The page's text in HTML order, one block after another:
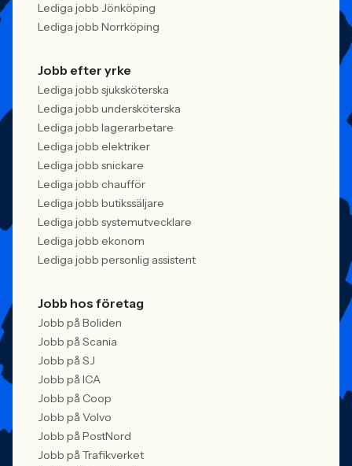
Lediga jobb Jönköping
Lediga jobb Norrköping
Jobb efter yrke
Lediga jobb sjuksköterska
Lediga jobb undersköterska
Lediga jobb lagerarbetare
Lediga jobb elektriker
Lediga jobb snickare
Lediga jobb chaufför
Lediga jobb butikssäljare
Lediga jobb systemutvecklare
Lediga jobb ekonom
Lediga jobb personlig assistent
Jobb hos företag
Jobb på Boliden
Jobb på Scania
Jobb på SJ
Jobb på ICA
Jobb på Coop
Jobb på Volvo
Jobb på PostNord
Jobb på Trafikverket